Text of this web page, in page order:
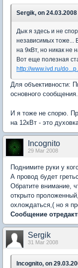
Sergik, on
Дык я здесь и не
независимых тоже...
на 9кВт, но никак не
Вот еще полезная
http://www.ivd.ru/
Для объективности:
основного сообщения.
И я тоже не спорю.
на 12кВт - это
Incognito
29 Mar 2008
Поднимите руки у
А провод будет
Обратите внимание,
открыто
охлождаться,( но я
Сообщение
Sergik
31 Mar 2008
Incognito, on